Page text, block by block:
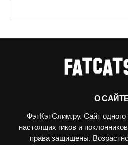
О
ФэтКэтСлим.ру. Сайт одного
настоящих гиков и
права защищены.